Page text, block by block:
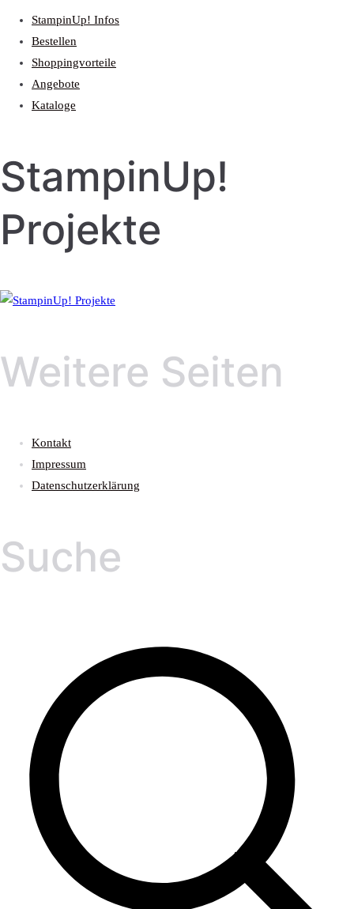
StampinUp! Infos
Bestellen
Shoppingvorteile
Angebote
Kataloge
StampinUp!
Projekte
Weitere Seiten
Kontakt
Impressum
Datenschutzerklärung
Suche